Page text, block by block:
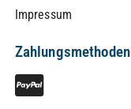
Impressum
Zahlungsmethoden